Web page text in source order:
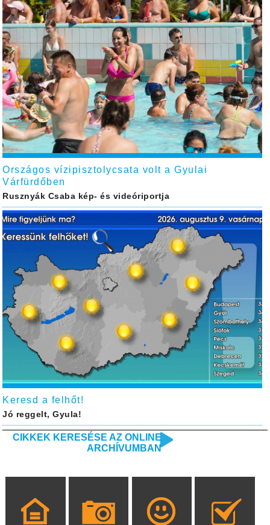
Országos vízipisztolycsata volt a Gyulai
Várfürdőben
Rusznyák Csaba kép- és videóriportja
Keresd a felhőt!
Jó reggelt, Gyula!
CIKKEK KERESÉSE AZ ONLINE
ARCHÍVUMBAN